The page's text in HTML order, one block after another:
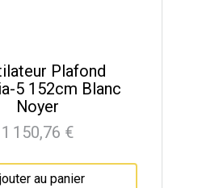
Plafond
5 152cm Blanc
Noyer
Prix
1 150,76 €
au panier